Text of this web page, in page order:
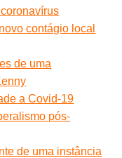
contágio local
de uma
a Covid-19
pós-
de uma instância